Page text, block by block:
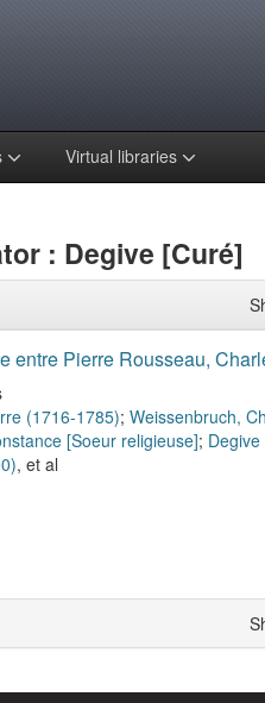
Virtual libraries
: Degive [Curé]
entre Pierre Rousseau,
(1716-1785); Weissenbruch,
[Soeur religieuse];
, et al